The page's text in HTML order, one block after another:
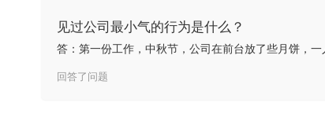
见过公司最小气的行为是什么？
答：第一份工作，中秋节，公司在前台放了些月饼，
回答了问题